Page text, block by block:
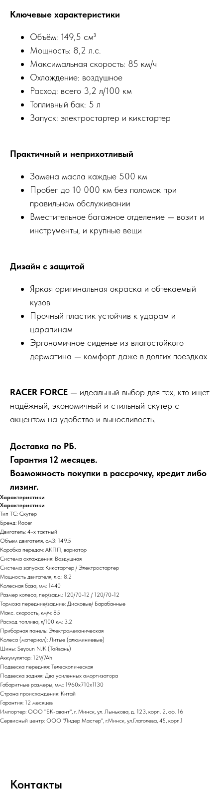
Ключевые характеристики
Объём: 149,5 см³
Мощность: 8,2 л.с.
Максимальная скорость: 85 км/ч
Охлаждение: воздушное
Расход: всего 3,2 л/100 км
Топливный бак: 5 л
Запуск: электростартер и кикстартер
Практичный и неприхотливый
Замена масла каждые 500 км
Пробег до 10 000 км без поломок при
правильном обслуживании
Вместительное багажное отделение — возит и
инструменты, и крупные вещи
Дизайн с защитой
Яркая оригинальная окраска и обтекаемый
кузов
Прочный пластик устойчив к ударам и
царапинам
Эргономичное сиденье из влагостойкого
дерматина — комфорт даже в долгих поездках
RACER FORCE — идеальный выбор для тех, кто ищет
надёжный, экономичный и стильный скутер с
акцентом на удобство и выносливость.
Доставка по РБ.
Гарантия 12 месяцев.
Возможность покупки в рассрочку, кредит либо
лизинг.
Характеристики
Характеристики
Тип ТС: Скутер
Бренд: Racer
Двигатель: 4-х тактный
Объем двигателя, см3: 149.5
Коробка передач: АКПП, вариатор
Система охлаждения: Воздушная
Система запуска: Кикстартер / Электростартер
Мощность двигателя, л.с.: 8.2
Колесная база, мм: 1440
Размер колеса, пер/задн.: 120/70-12 / 120/70-12
Тормоза передние/задние: Дисковые/ Барабанные
Макс. скорость, км/ч: 85
Расход топлива, л/100 км: 3.2
Приборная панель: Электромеханическая
Колеса (материал): Литые (алюминиевые)
Шины: Seyoun NJK (Тайвань)
Аккумулятор: 12V/7Ah
Подвеска передняя: Телескопическая
Подвеска задняя: Два усиленных амортизатора
Габаритные размеры, мм:: 1960х710х1130
Страна происхождения: Китай
Гарантия: 12 месяцев
Импортер: ООО "БК-авант", г. Минск, ул. Лынькова, д. 123, корп. 2, оф. 16
Сервисный центр: ООО "Лидер Мастер", г.Минск, ул.Глаголева, 45, корп.1
Контакты